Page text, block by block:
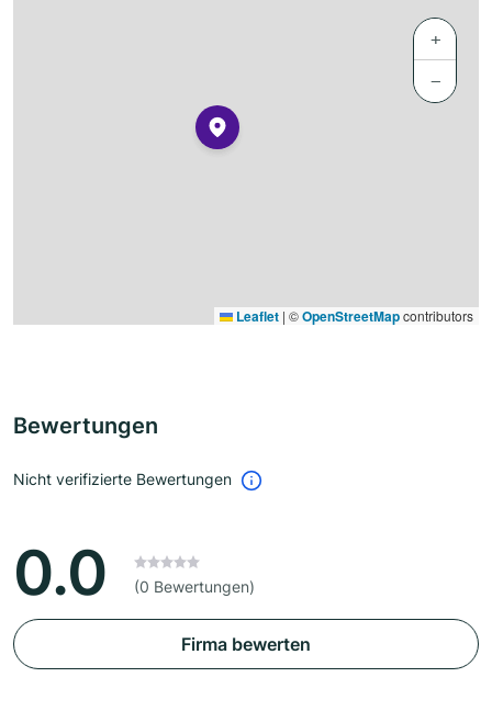
+
−
Leaflet | ©OpenStreetMapcontributors
Bewertungen
Nicht verifizierte Bewertungen
0.0 (0 Bewertungen)
Firma bewerten